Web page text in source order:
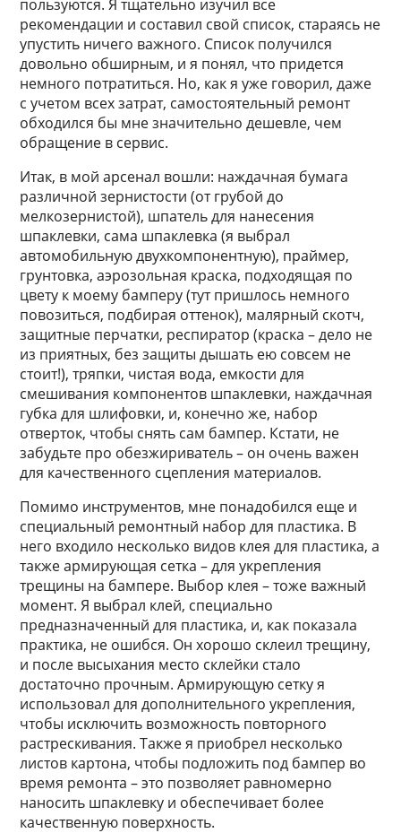
пользуются. Я тщательно изучил все
рекомендации и составил свой список, стараясь не
упустить ничего важного. Список получился
довольно обширным, и я понял, что придется
немного потратиться. Но, как я уже говорил, даже
с учетом всех затрат, самостоятельный ремонт
обходился бы мне значительно дешевле, чем
обращение в сервис.
Итак, в мой арсенал вошли: наждачная бумага
различной зернистости (от грубой до
мелкозернистой), шпатель для нанесения
шпаклевки, сама шпаклевка (я выбрал
автомобильную двухкомпонентную), праймер,
грунтовка, аэрозольная краска, подходящая по
цвету к моему бамперу (тут пришлось немного
повозиться, подбирая оттенок), малярный скотч,
защитные перчатки, респиратор (краска – дело не
из приятных, без защиты дышать ею совсем не
стоит!), тряпки, чистая вода, емкости для
смешивания компонентов шпаклевки, наждачная
губка для шлифовки, и, конечно же, набор
отверток, чтобы снять сам бампер. Кстати, не
забудьте про обезжириватель – он очень важен
для качественного сцепления материалов.
Помимо инструментов, мне понадобился еще и
специальный ремонтный набор для пластика. В
него входило несколько видов клея для пластика, а
также армирующая сетка – для укрепления
трещины на бампере. Выбор клея – тоже важный
момент. Я выбрал клей, специально
предназначенный для пластика, и, как показала
практика, не ошибся. Он хорошо склеил трещину,
и после высыхания место склейки стало
достаточно прочным. Армирующую сетку я
использовал для дополнительного укрепления,
чтобы исключить возможность повторного
растрескивания. Также я приобрел несколько
листов картона, чтобы подложить под бампер во
время ремонта – это позволяет равномерно
наносить шпаклевку и обеспечивает более
качественную поверхность.